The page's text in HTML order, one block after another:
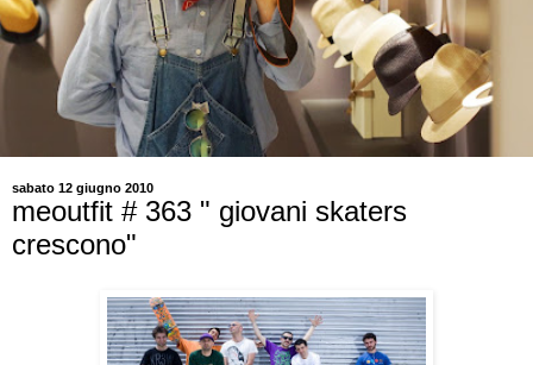
sabato 12 giugno 2010
meoutfit # 363 " giovani skaters
crescono"